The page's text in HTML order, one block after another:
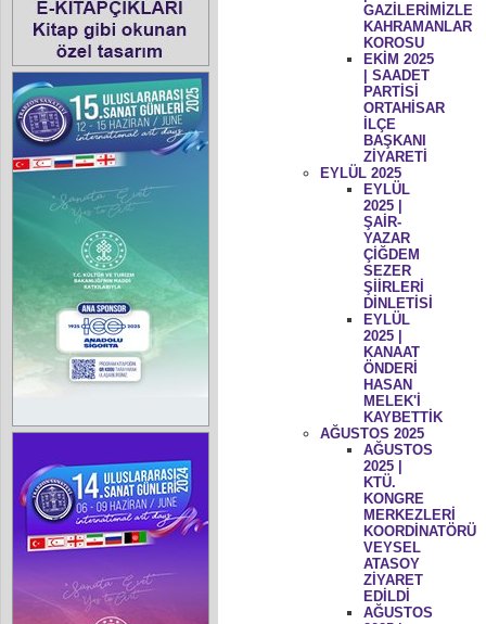
GAZİLERİMİZLE
KAHRAMANLAR
KOROSU
EKİM 2025
| SAADET
PARTİSİ
ORTAHİSAR
İLÇE
BAŞKANI
ZİYARETİ
EYLÜL 2025
EYLÜL
2025 |
ŞAİR-
YAZAR
ÇİĞDEM
SEZER
ŞİİRLERİ
DİNLETİSİ
EYLÜL
2025 |
KANAAT
ÖNDERİ
HASAN
MELEK'İ
KAYBETTİK
AĞUSTOS 2025
AĞUSTOS
2025 |
KTÜ.
KONGRE
MERKEZLERİ
KOORDİNATÖRÜ
VEYSEL
ATASOY
ZİYARET
EDİLDİ
AĞUSTOS